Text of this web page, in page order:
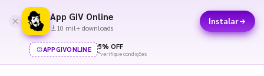
App GIV Online
10 mil+ downloads
Instalar
APPGIVONLINE 5% OFF
*verifique condições